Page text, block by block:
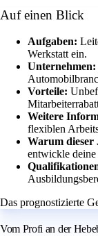
Auf einen Blick
Aufgaben:
Werkstatt ein.
Unternehmen:
Vorteile:
Weitere
flexiblen
Warum dieser
entwickle
Das prognostizierte
Vom Profi an der